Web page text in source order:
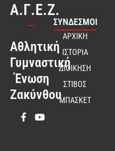
Α.Γ.Ε.Ζ.
Αθλητική
Γυμναστική
Ένωση
Ζακύνθου
ΣΎΝΔΕΣΜΟΙ
ΑΡΧΙΚΗ
ΙΣΤΟΡΙΑ
ΔΙΟΙΚΗΣΗ
ΣΤΙΒΟΣ
ΜΠΑΣΚΕΤ